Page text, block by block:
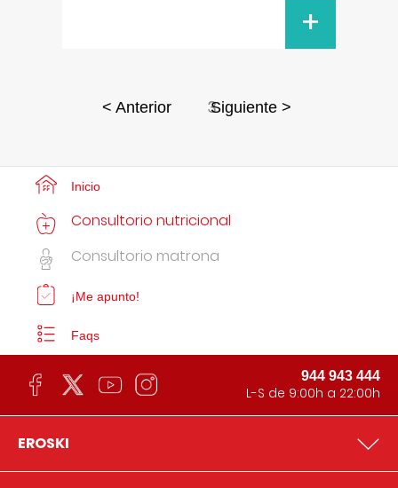
+
< Anterior 3Siguiente >
Inicio
Consultorio nutricional
Consultorio matrona
¡Me apunto!
Faqs
944 943 444
L-S de 9:00h a 22:00h
EROSKI